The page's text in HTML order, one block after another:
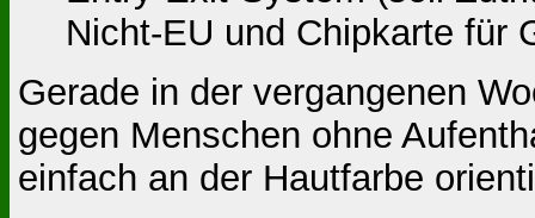
Nicht-EU und Chipkarte für
Gerade in der vergangenen
gegen Menschen ohne
einfach an der Hautfarbe